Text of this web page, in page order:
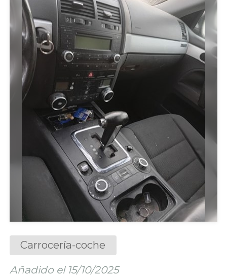
Carrocería-coche
Añadido el 15/10/2025